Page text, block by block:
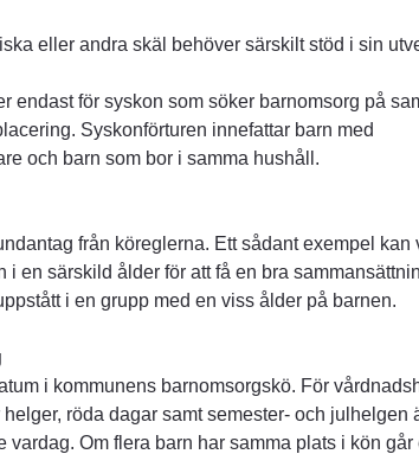
eller andra skäl behöver särskilt stöd i sin
endast för syskon som söker barnomsorg på
Syskonförturen innefattar barn med
och barn som bor i samma hushåll.
från köreglerna. Ett sådant exempel kan
i en särskild ålder för att få en bra
i en grupp med en viss ålder på barnen.
i kommunens barnomsorgskö. För
röda dagar samt semester- och julhelgen
vardag. Om flera barn har samma plats i kön går